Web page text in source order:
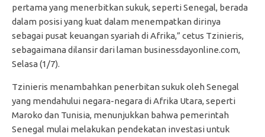
pertama yang menerbitkan sukuk, seperti Senegal, berada
dalam posisi yang kuat dalam menempatkan dirinya
sebagai pusat keuangan syariah di Afrika,” cetus Tzinieris,
sebagaimana dilansir dari laman businessdayonline.com,
Selasa (1/7).
Tzinieris menambahkan penerbitan sukuk oleh Senegal
yang mendahului negara-negara di Afrika Utara, seperti
Maroko dan Tunisia, menunjukkan bahwa pemerintah
Senegal mulai melakukan pendekatan investasi untuk